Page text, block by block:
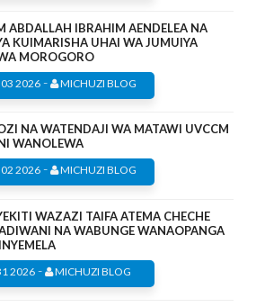
ABDALLAH IBRAHIM AENDELEA NA
KUIMARISHA UHAI WA JUMUIYA
MOROGORO
2026 - MICHUZI BLOG
NA WATENDAJI WA MATAWI UVCCM
WANOLEWA
2026 - MICHUZI BLOG
WAZAZI TAIFA ATEMA CHECHE
NA WABUNGE WANAOPANGA
2026- MICHUZI BLOG